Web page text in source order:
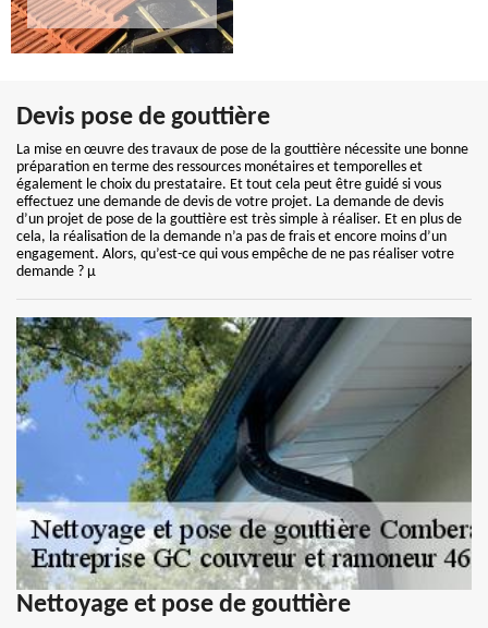
Devis pose de gouttière
La mise en œuvre des travaux de pose de la gouttière nécessite une bonne
préparation en terme des ressources monétaires et temporelles et
également le choix du prestataire. Et tout cela peut être guidé si vous
effectuez une demande de devis de votre projet. La demande de devis
d’un projet de pose de la gouttière est très simple à réaliser. Et en plus de
cela, la réalisation de la demande n’a pas de frais et encore moins d’un
engagement. Alors, qu’est-ce qui vous empêche de ne pas réaliser votre
demande ? µ
Nettoyage et pose de gouttière